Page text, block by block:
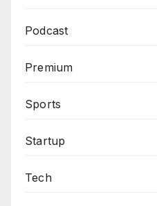
Podcast
Premium
Sports
Startup
Tech